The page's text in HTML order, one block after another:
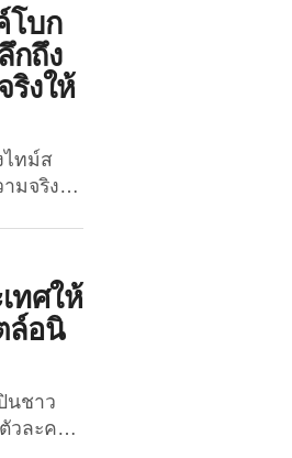
หนึ่งได้
กษ์
ลังจาก
ง ด้วย
ร้อมติด
รียด
า...
โบก
กถึง
งให้
ไทม์ส
มจริงให้
อนไทย
าติ คือ
ควบคู่
งการ
ทศให้
ล์อนิ
นชาว
วละคร